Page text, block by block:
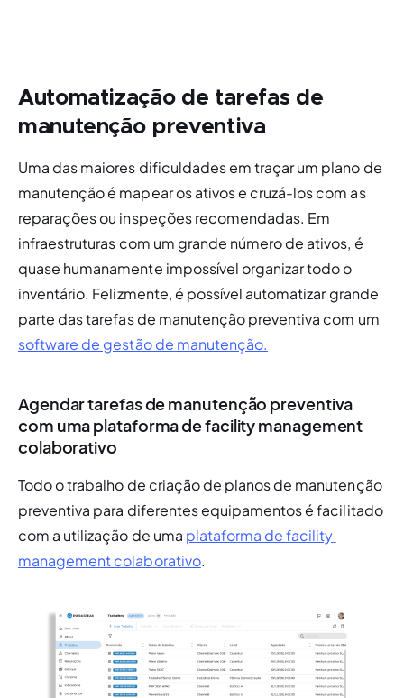
Automatização de tarefas de
manutenção preventiva
Uma das maiores dificuldades em traçar um plano de
manutenção é mapear os ativos e cruzá-los com as
reparações ou inspeções recomendadas. Em
infraestruturas com um grande número de ativos, é
quase humanamente impossível organizar todo o
inventário. Felizmente, é possível automatizar grande
software de gestão de manutenção.
Agendar tarefas de manutenção preventiva
com uma plataforma de facility management
colaborativo
Todo o trabalho de criação de planos de manutenção
preventiva para diferentes equipamentos é facilitado
com a utilização de uma plataforma de facility
management colaborativo.